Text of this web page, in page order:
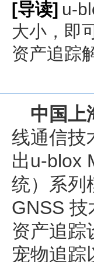
[导读] u-
大小，即
资产追踪
中国上
线通信技
出u-blox
统）系列
GNSS
资产追踪
宠物追踪